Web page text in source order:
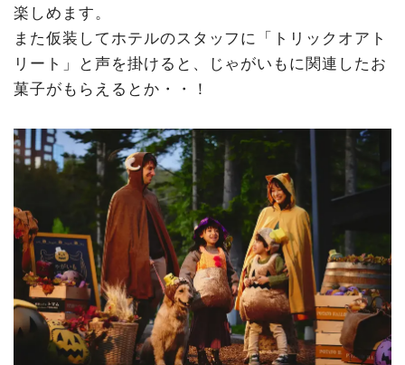
楽しめます。
また仮装してホテルのスタッフに「トリックオアト
リート」と声を掛けると、じゃがいもに関連したお
菓子がもらえるとか・・！